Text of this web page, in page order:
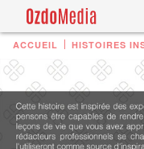
ACCUEIL HISTOIRES